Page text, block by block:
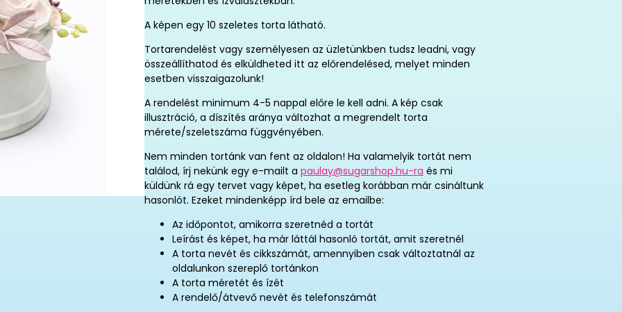
A képen egy 10 szeletes torta látható.
Tortarendelést vagy személyesen az üzletünkben tudsz leadni, vagy
összeállíthatod és elküldheted itt az előrendelésed, melyet minden
esetben visszaigazolunk!
A rendelést minimum 4-5 nappal előre le kell adni. A kép csak
illusztráció, a díszítés aránya változhat a megrendelt torta
mérete/szeletszáma függvényében.
Nem minden tortánk van fent az oldalon! Ha valamelyik tortát nem
találod, írj nekünk egy e-mailt a paulay@sugarshop.hu-ra és mi
küldünk rá egy tervet vagy képet, ha esetleg korábban már csináltunk
hasonlót. Ezeket mindenképp írd bele az emailbe:
Az időpontot, amikorra szeretnéd a tortát
Leírást és képet, ha már láttál hasonló tortát, amit szeretnél
A torta nevét és cikkszámát, amennyiben csak változtatnál az
oldalunkon szereplő tortánkon
A torta méretét és ízét
A rendelő/átvevő nevét és telefonszámát